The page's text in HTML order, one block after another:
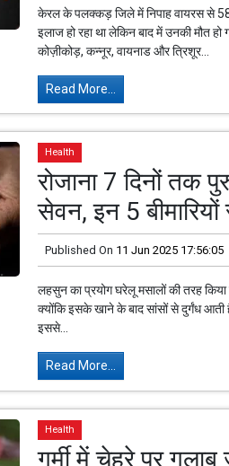
केरल के पलक्कड़ जिले में निपाह वायरस से 58
इलाज हो रहा था लेकिन बाद में उनकी मौत हो
कोज़ीकोड़, कन्नूर, वायनाड और त्रिशूर...
Read More...
Health
रोजाना 7 दिनों
सेवन, इन 5
Published On 11 Jun 2025 17:56:05
लहसुन का प्रयोग घरेलू मसालों की तरह
क्योंकि इसके खाने के बाद सांसों से दुर्गंध
इससे...
Read More...
Health
गर्मी में चेहरे पर